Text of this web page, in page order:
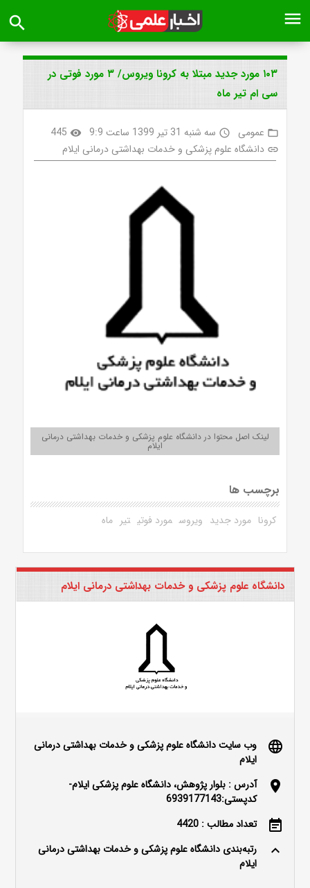
menu
search
۱۰۳ مورد جدید مبتلا به کرونا ویروس/ ۳ مورد فوتی در
سی ام تیر ماه
folder_open عمومی access_time سه شنبه 31 تیر 1399 ساعت 9:9 visibility
445
link دانشگاه علوم پزشکی و خدمات بهداشتی درمانی ایلام
لینک اصل محتوا در دانشگاه علوم پزشکی و خدمات بهداشتی درمانی
ایلام
برچسب ها
کرونا مورد جدید ویروس مورد فوتی تیر ماه
دانشگاه علوم پزشکی و خدمات بهداشتی درمانی ایلام
language
وب سایت دانشگاه علوم پزشکی و خدمات بهداشتی درمانی
ایلام
location_on
آدرس : بلوار پژوهش، دانشگاه علوم پزشکی ایلام-
کدپستی:6939177143
event_note تعداد مطالب : 4420
keyboard_arrow_up
رتبه‌بندی دانشگاه علوم پزشکی و خدمات بهداشتی درمانی
ایلام